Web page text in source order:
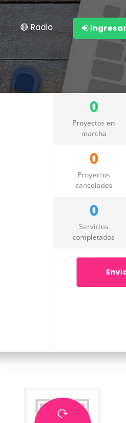
🔴 Radio Ingresar
0
Proyectos en
marcha
0
Proyectos
cancelados
0
Servicios
completados